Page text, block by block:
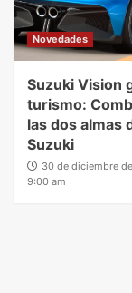
Novedades
Suzuki Vision
turismo:
las dos almas
Suzuki
30 de diciembre
9:00 am